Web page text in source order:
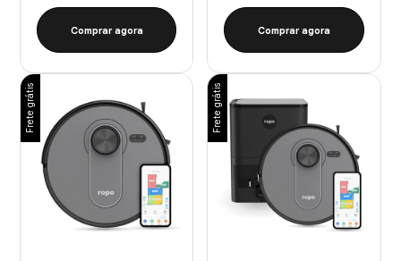
Comprar agora Comprar agora
Frete grátis Frete grátis